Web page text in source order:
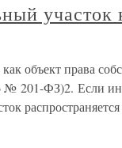
участок
объект права
№ 201-ФЗ)2. Если